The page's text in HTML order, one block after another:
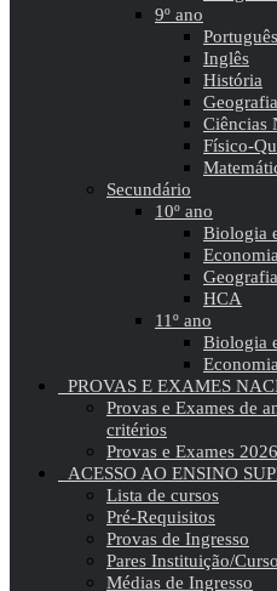
9º ano
Português
Inglês
História
Geografia
Ciências
Físico-
Secundário
10º ano
Biologia
HCA
11º ano
Biologia
PROVAS E EXAMES
Provas e Exames de
critérios
Provas e Exames
ACESSO AO ENSINO
Lista de cursos
Pré-Requisitos
Provas de Ingresso
Pares Instituição/Curso
Médias de Ingresso